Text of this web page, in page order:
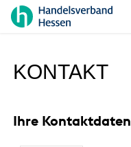
KONTAKT
Ihre Kontaktdaten